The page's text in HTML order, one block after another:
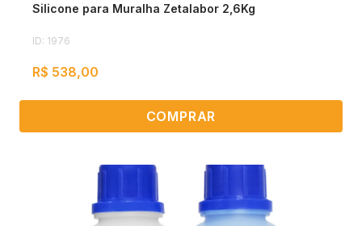
Silicone para Muralha Zetalabor 2,6Kg
ID: 1976
R$ 538,00
COMPRAR